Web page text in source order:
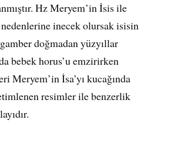
Hz Meryem’in İsis ile
nedenlerine inecek olursak isisin
doğmadan yüzyıllar
bebek horus’u emzirirken
Meryem’in İsa’yı kucağında
resimler ile benzerlik